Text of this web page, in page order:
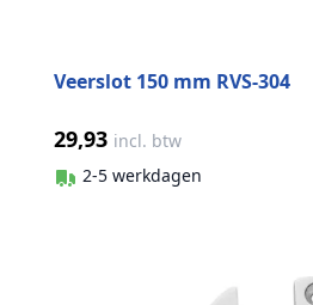
Veerslot 150 mm RVS-304
29,93 incl. btw
2-5 werkdagen